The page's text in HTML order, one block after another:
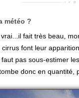
météo ?
fait très beau,
cirrus font leur
faut pas sous-estimer
donc en quantité,